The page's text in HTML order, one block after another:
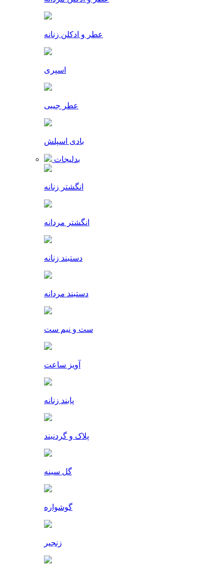
عطر و ادکلن زنانه
اسپری
عطر جیبی
بادی اسپلش
بدلیجات
انگشتر زنانه
انگشتر مردانه
دستبند زنانه
دستبند مردانه
ست و نیم ست
آویز ساعت
پابند زنانه
پلاک و گردنبند
گل سینه
گوشواره
زنجیر